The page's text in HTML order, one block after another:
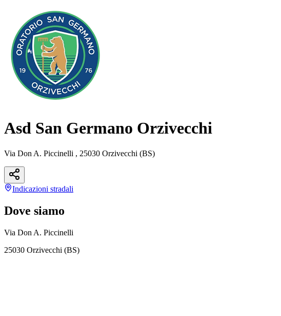
Asd San Germano Orzivecchi
Via Don A. Piccinelli , 25030 Orzivecchi (BS)
Indicazioni stradali
Dove siamo
Via Don A. Piccinelli
25030 Orzivecchi (BS)